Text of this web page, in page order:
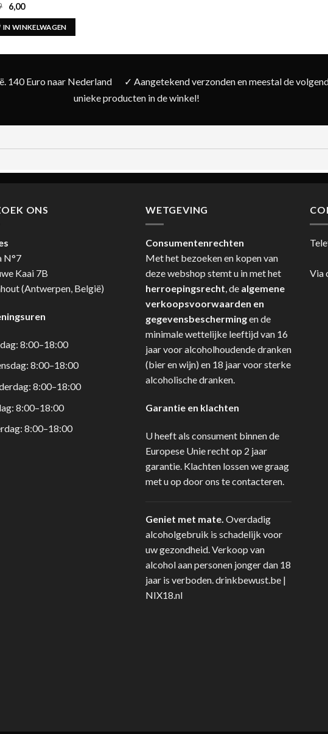
uit 5
Oorspronkelijke
prijs
was:
€ 6,99.
6,00Huidige
is:
€ 6,00.
IN WINKELWAGEN
140 Euro naar Nederland
✓ Aangetekend verzonden en meestal de
unieke producten in de winkel!
ONS
N°7
Kaai 7B
(Antwerpen, België)
8:00–18:00
8:00–18:00
8:00–18:00
8:00–18:00
8:00–18:00
WETGEVING
Consumentenrechten
Met het bezoeken en kopen van
deze webshop stemt u in met het
herroepingsrecht, de algemene
verkoopsvoorwaarden en
gegevensbeschermingen de
minimale wettelijke leeftijd van 16
jaar voor alcoholhoudende dranken
(bier en wijn) en 18 jaar voor sterke
alcoholische dranken.
Garantie en klachten
U heeft als consument binnen de
Europese Unie recht op 2 jaar
garantie. Klachten lossen we graag
met u op door ons te contacteren.
Geniet met mate. Overdadig
alcoholgebruik is schadelijk voor
uw gezondheid. Verkoop van
alcohol aan personen jonger dan 18
jaar is verboden. drinkbewust.be |
NIX18.nl
Via